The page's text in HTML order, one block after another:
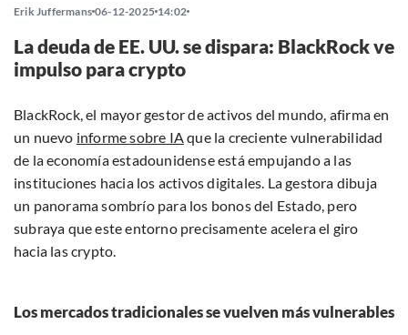
Erik Juffermans 06-12-2025 14:02
La deuda de EE. UU. se dispara: BlackRock ve
impulso para crypto
BlackRock, el mayor gestor de activos del mundo, afirma en
un nuevo informe sobre IAque la creciente vulnerabilidad
de la economía estadounidense está empujando a las
instituciones hacia los activos digitales. La gestora dibuja
un panorama sombrío para los bonos del Estado, pero
subraya que este entorno precisamente acelera el giro
hacia las crypto.
Los mercados tradicionales se vuelven más vulnerables